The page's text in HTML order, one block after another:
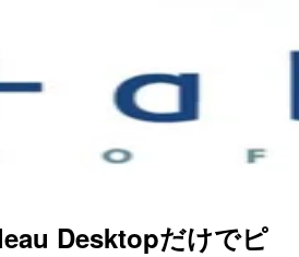
Desktopだけでピ